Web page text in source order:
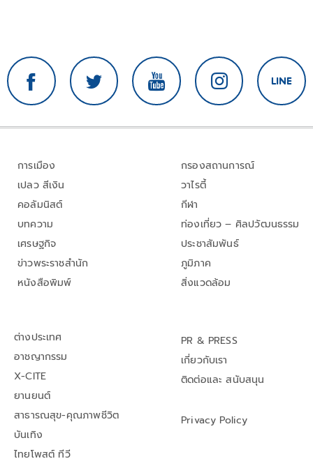
การเมือง
เปลว สีเงิน
คอลัมนิสต์
บทความ
เศรษฐกิจ
ข่าวพระราชสำนัก
หนังสือพิมพ์
กรองสถานการณ์
วาไรตี้
กีฬา
ท่องเที่ยว – ศิลปวัฒนธรรม
ประชาสัมพันธ์
ภูมิภาค
สิ่งแวดล้อม
ต่างประเทศ
อาชญากรรม
X-CITE
ยานยนต์
สาธารณสุข-คุณภาพชีวิต
บันเทิง
ไทยโพสต์ ทีวี
PR & PRESS
เกี่ยวกับเรา
ติดต่อและ สนับสนุน
Privacy Policy